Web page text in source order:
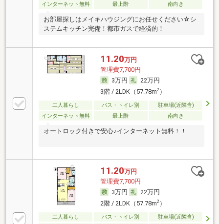
インターネット無料
最上階 南向き
お部屋探しはメイキハウジングにお任せください☆シ
ステムキッチン完備！都市ガスで経済的！
11.20万円
管理費7,700円
3万円
22万円
3階 / 2LDK（57.78m2）
二人暮らし バス・トイレ別
駐車場(近隣含)
インターネット無料
最上階 南向き
オートロック付きで安心♪インターネット無料！！
11.20万円
管理費7,700円
3万円
22万円
2階 / 2LDK（57.78m2）
二人暮らし バス・トイレ別 駐車場(近隣含)